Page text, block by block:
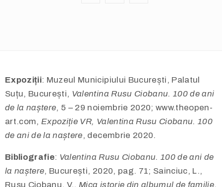
Expoziții: Muzeul Municipiului București, Palatul
Suțu, București, Valentina Rusu Ciobanu. 100 de ani
de la naștere, 5 – 29 noiembrie 2020; www.theopen-
art.com, Expoziție VR, Valentina Rusu Ciobanu. 100
de ani de la naștere, decembrie 2020.
Bibliografie: Valentina Rusu Ciobanu. 100 de ani de
la naștere, București, 2020, pag. 71; Sainciuc, L.,
Rusu Ciobanu, V., Mica istorie din albumul de familie,